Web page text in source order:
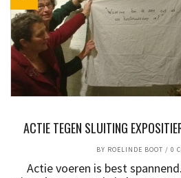
ACTIE TEGEN SLUITING
BY ROELINDE BOOT / 0
Actie voeren is best